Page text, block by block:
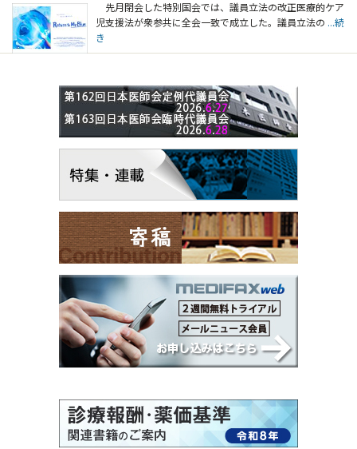
先月閉会した特別国会では、議員立法の改正医療的ケア
児支援法が衆参共に全会一致で成立した。議員立法の ...続
き